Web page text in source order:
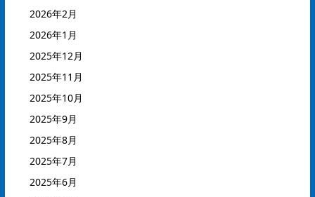
2026年2月
2026年1月
2025年12月
2025年11月
2025年10月
2025年9月
2025年8月
2025年7月
2025年6月